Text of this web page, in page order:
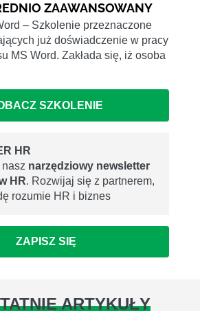
ZAAWANSOWANY
– Szkolenie przeznaczone
już doświadczenie w pracy
MS Word. Zakłada się, iż osoba
SZKOLENIE
HR
narzędziowy newsletter
HR. Rozwijaj się z partnerem,
rozumie HR i biznes
ZAPISZ SIĘ
ARTYKUŁY